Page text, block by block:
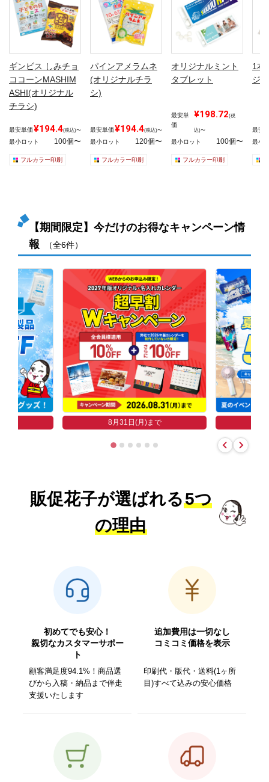
ギンビス しみチョ
ココーンMASHIM
ASHI(オリジナル
チラシ)
最安単価¥194.4(税込)〜
最小ロット 100個〜
フルカラー印刷
パインアメラムネ
(オリジナルチラ
シ)
最安単価¥194.4(税込)〜
最小ロット 120個〜
フルカラー印刷
オリジナルミント
タブレット
最安単
価
¥198.72(税
込)〜
最小ロット 100個〜
フルカラー印刷
1本
ジ
最安
最小
【期間限定】今だけのお得なキャンペーン情
報
（全6件）
8月31日(月)まで
販促花子が選ばれる5つ
の理由
初めてでも安心！
親切なカスタマーサポー
ト
顧客満足度94.1%！商品選
びから入稿・納品まで伴走
支援いたします
追加費用は一切なし
コミコミ価格を表示
印刷代・版代・送料(1ヶ所
目)すべて込みの安心価格